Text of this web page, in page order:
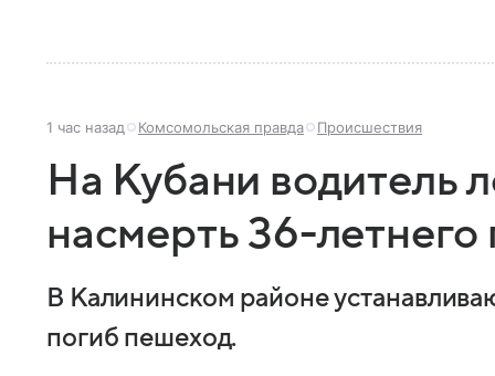
1 час назад Комсомольская правда Происшествия
На Кубани водитель
насмерть 36-
В Калининском районе
погиб пешеход.